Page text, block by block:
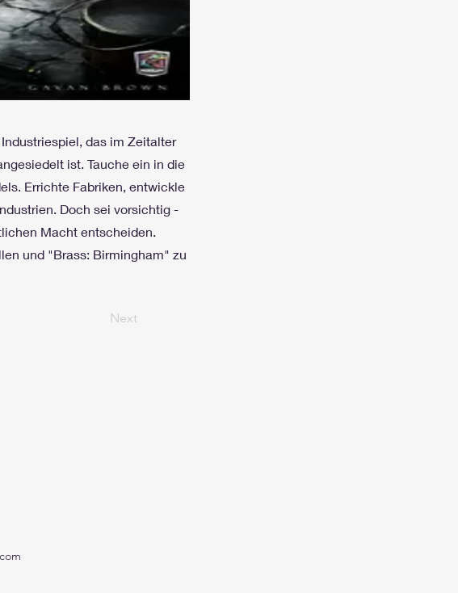
das im Zeitalter
ist. Tauche ein in die
Errichte Fabriken, entwickle
Doch sei vorsichtig -
Macht entscheiden.
und "Brass: Birmingham" zu
Next